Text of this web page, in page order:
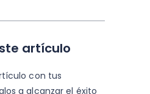
artículo
con tus
a alcanzar el éxito